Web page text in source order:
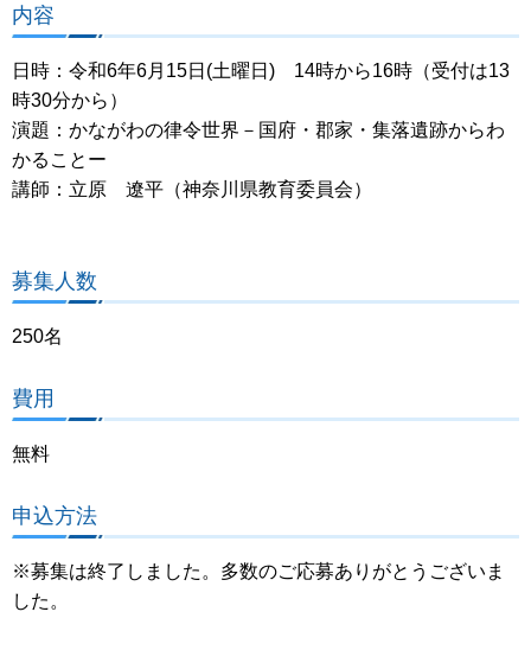
内容
日時：令和6年6月15日(土曜日) 14時から16時（受付は13
時30分から）
演題：かながわの律令世界－国府・郡家・集落遺跡からわ
かることー
講師：立原 遼平（神奈川県教育委員会）
募集人数
250名
費用
無料
申込方法
※募集は終了しました。多数のご応募ありがとうございま
した。